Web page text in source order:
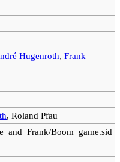
Hugenroth, Frank
, Roland Pfau
Boom_game.sid